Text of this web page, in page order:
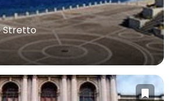
Stretto